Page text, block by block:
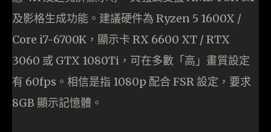
及影格生成功能。建議硬件為 Ryzen 5 1600X /
Core i7-6700K，顯示卡 RX 6600 XT / RTX
3060 或 GTX 1080Ti，可在多數「高」畫質設定
有 60fps。相信是指 1080p 配合 FSR 設定，要求
8GB 顯示記憶體。